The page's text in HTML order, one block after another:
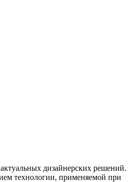
дизайнерских решений.
технологии, применяемой при